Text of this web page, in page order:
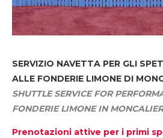
SERVIZIO NAVETTA PER GLI
ALLE FONDERIE LIMONE DI
SHUTTLE SERVICE FOR
FONDERIE LIMONE IN
Prenotazioni attive per i primi